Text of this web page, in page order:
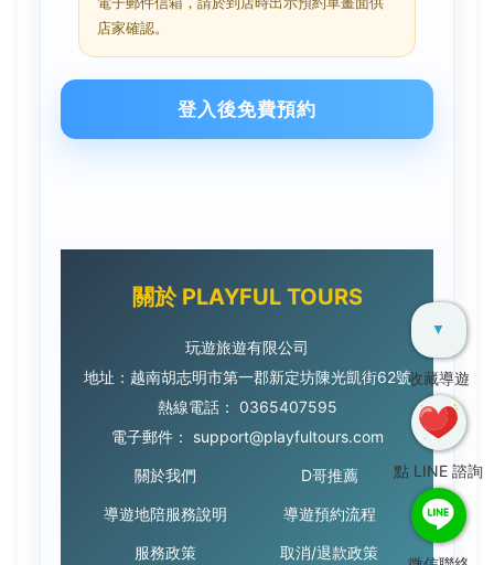
店家確認。
登入後免費預約
關於 PLAYFUL TOURS
玩遊旅遊有限公司
地址：越南胡志明市第一郡新定坊陳光凱街62號
熱線電話： 0365407595
電子郵件： support@playfultours.com
關於我們 D哥推薦
導遊地陪服務說明 導遊預約流程
服務政策 取消/退款政策
▼
收藏導遊
點 LINE 諮詢